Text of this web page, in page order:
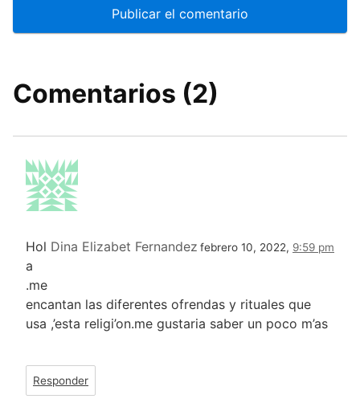
Comentarios (2)
Dina Elizabet Fernandez febrero 10, 2022, 9:59 pm
Hol
a
.me
encantan las diferentes ofrendas y rituales que
usa ,’esta religi’on.me gustaria saber un poco m’as
Responder